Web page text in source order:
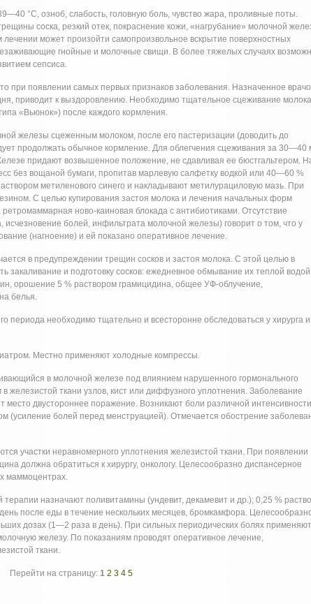
°С, озноб, слабость, головную боль, чувство жара, проливные поты.
соска, резкий отек, покраснение кожи, «нагрубание» молочной
может произойти самопроизвольное вскрытие поверхностных
гнойные и молочные свищи. В более тяжелых случаях
сепсиса.
при появлении самых первых признаков заболевания. Назначенное
приводит к выздоровлению. Необходимо тщательное сцеживание молока
«Вьюнок») после каждого кормления.
железы сцеженным молоком, после его пастеризации (доводить до
продолжать обычное кормление. Для облегчения сцеживания за 30—40
придают возвышенное положение, не сдавливая ее бюстгальтером.
без вощаной бумаги, пропитав марлевую салфетку водкой или 40—60 %
метиленового синего и накладывают метилурациловую мазь. При
С целью купирования застоя молока и лечения начальных форм
ново-каиновая блокада с антибиотиками. Отсутствие
болей, инфильтрата молочной железы) говорит о том, что у
(нагноение) и ей показано оперативное лечение.
в предупреждении трещин сосков и застоя молока. С этой целью в
закаливание и подготовку сосков: ежедневное обмывание их теплой
орошение 5 % раствором грамицидина, общее УФ-облучение,
белья.
периода необходимо тщательно и всесторонне обследоваться у хирурга и
Местно применяют холодные компрессы.
в молочной железе под влиянием нарушенного гормонального
железистой ткани узлов, кист или диффузного уплотнения. Заболевание
место двустороннее поражение. Возникают боли различной
(усиление болей перед менструацией). Отмечается обострение
участки неравномерного уплотнения железистой ткани. При появлении
должна обратиться к хирургу, онкологу. Целесообразно диспансерное
маммоцентрах.
терапии назначают поливитамины (ундевит, декамевит и др.); 0,25 %
после еды в течение нескольких месяцев, бромкамфора.
дозах (1—2 раза в день). При сильных периодических болях применяют
железу. По показаниям проводят оперативное лечение,
ткани.
Перейти на страницу: 1 2 3 4 5